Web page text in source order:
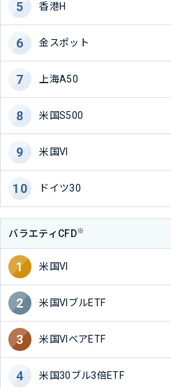
香港H
金スポット
上海A50
米国S500
米国VI
ドイツ30
バラエティCFD※
米国VI
米国VIブルETF
米国VIベアETF
米国30ブル3倍ETF